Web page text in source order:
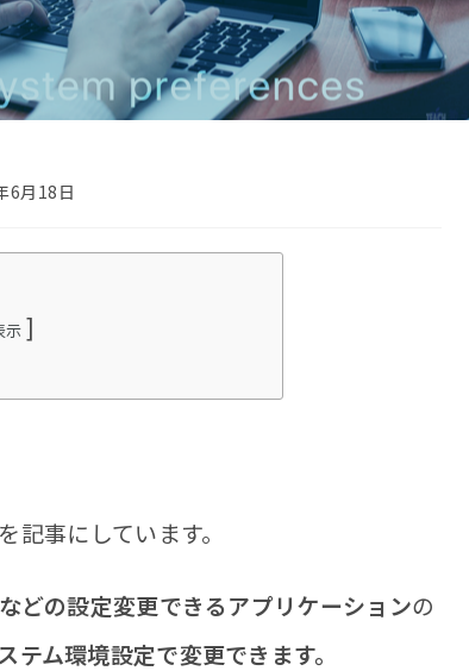
6月18日
示 ]
事にしています。
どの設定変更できるアプリケーションの
テム環境設定で変更できます。